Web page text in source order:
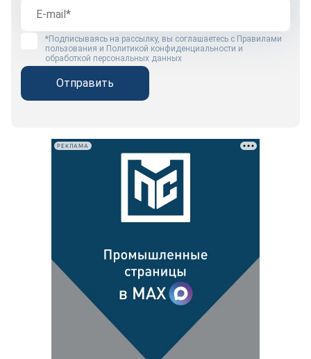
*Подписываясь на рассылку, вы соглашаетесь с Правилами
пользования и Политикой конфиденциальности и
обработкой персональных данных
Отправить
РЕКЛАМА